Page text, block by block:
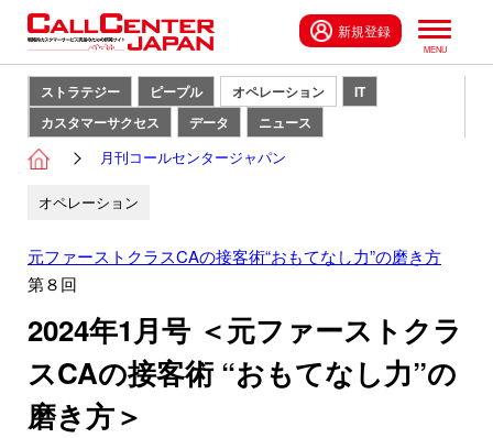
新規登録
ストラテジー ピープル オペレーション
IT
カスタマーサクセス
データ ニュース
月刊コールセンタージャパン
オペレーション
元ファーストクラスCAの接客術“おもてなし力”の磨き方
第８回
2024年1月号 ＜元ファーストクラ
スCAの接客術 “おもてなし力”の
磨き方＞